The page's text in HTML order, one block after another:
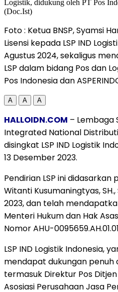
Foto : Ketua BNSP, Syamsi
Lisensi kepada LSP IND
Agustus 2024, sekaligus
LSP dalam bidang Pos dan
Pos Indonesia dan
A A A
HALLOIDN.COM – Lembaga
Integrated National
disingkat LSP IND Logistik
13 Desember 2023.
Pendirian LSP ini
Witanti Kusumaningtyas,
2023, dan telah
Menteri Hukum dan Hak
Nomor AHU-
LSP IND Logistik Indonesia,
mendapat dukungan penuh
termasuk Direktur Pos
Asosiasi Perusahaan Jasa